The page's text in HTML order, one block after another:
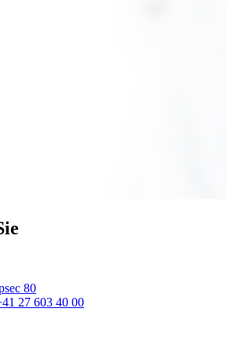
80
27 603 40 00